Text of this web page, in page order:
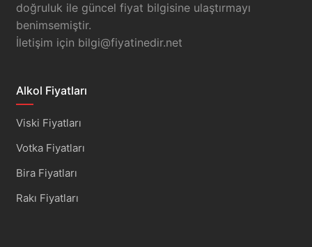
doğruluk ile güncel fiyat bilgisine ulaştırmayı
benimsemiştir.
İletişim için bilgi@fiyatinedir.net
Alkol Fiyatları
Viski Fiyatları
Votka Fiyatları
Bira Fiyatları
Rakı Fiyatları